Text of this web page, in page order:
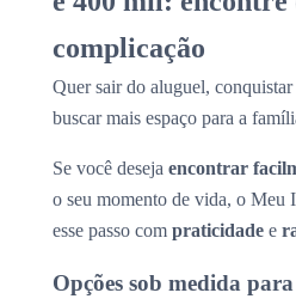
complicação
Quer sair do aluguel,
buscar mais espaço para a
Se você deseja encontrar
o seu momento de vida, o Meu
esse passo com praticidade e
Opções sob medida